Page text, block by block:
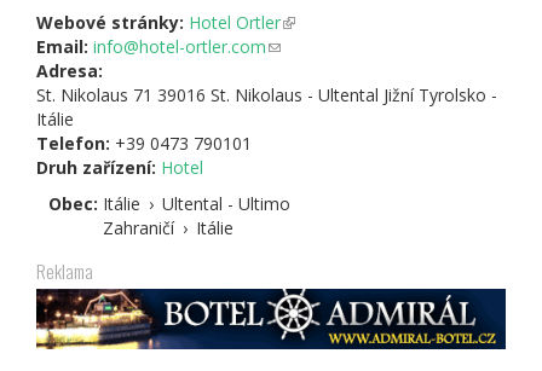
Webové stránky: Hotel Ortler(odkaz
Email: info@hotel-ortler.com(odkaz
e-
Adresa:
St. Nikolaus 71 39016 St. Nikolaus - Ultental Jižní Tyrolsko -
Itálie
Telefon: +39 0473 790101
Druh zařízení: Hotel
Obec: Itálie › Ultental - Ultimo
Zahraničí › Itálie
Reklama